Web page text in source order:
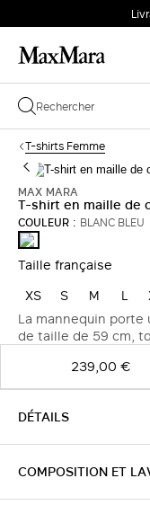
T-shirts Femme
MAX MARA
T-shirt en maille de
COULEUR : BLANC BLEU
BLANC
BLEU
Taille française
XS S M L
La mannequin porte
de taille de 59 cm,
239,00 €
DÉTAILS
COMPOSITION ET